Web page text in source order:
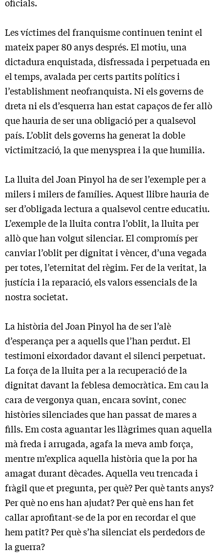
Les víctimes del franquisme continuen tenint el
mateix paper 80 anys després. El motiu, una
dictadura enquistada, disfressada i perpetuada en
el temps, avalada per certs partits polítics i
l’establishment neofranquista. Ni els governs de
dreta ni els d’esquerra han estat capaços de fer allò
que hauria de ser una obligació per a qualsevol
país. L’oblit dels governs ha generat la doble
victimització, la que menysprea i la que humilia.
La lluita del Joan Pinyol ha de ser l’exemple per a
milers i milers de famílies. Aquest llibre hauria de
ser d’obligada lectura a qualsevol centre educatiu.
L’exemple de la lluita contra l’oblit, la lluita per
allò que han volgut silenciar. El compromís per
canviar l’oblit per dignitat i vèncer, d’una vegada
per totes, l’eternitat del règim. Fer de la veritat, la
justícia i la reparació, els valors essencials de la
nostra societat.
La història del Joan Pinyol ha de ser l’alè
d’esperança per a aquells que l’han perdut. El
testimoni eixordador davant el silenci perpetuat.
La força de la lluita per a la recuperació de la
dignitat davant la feblesa democràtica. Em cau la
cara de vergonya quan, encara sovint, conec
històries silenciades que han passat de mares a
fills. Em costa aguantar les llàgrimes quan aquella
mà freda i arrugada, agafa la meva amb força,
mentre m’explica aquella història que la por ha
amagat durant dècades. Aquella veu trencada i
fràgil que et pregunta, per què? Per què tants anys?
Per què no ens han ajudat? Per què ens han fet
callar aprofitant-se de la por en recordar el que
hem patit? Per què s’ha silenciat els perdedors de
la guerra?